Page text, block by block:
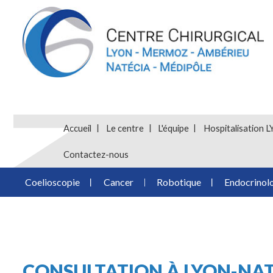
Accueil Le centre L'équipe Hospitalisation
Contactez-nous
Coelioscopie Cancer Robotique